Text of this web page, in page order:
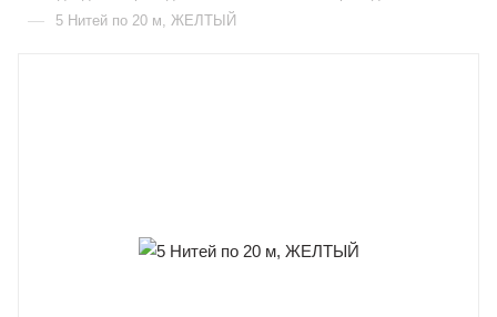
— 5 Нитей по 20 м, ЖЕЛТЫЙ